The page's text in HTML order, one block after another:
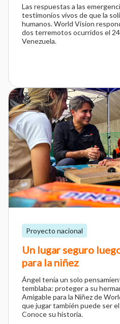
Las respuestas a las
testimonios vivos de que la
humanos. World Vision
dos terremotos ocurridos el
Venezuela.
Proyecto nacional
Un lugar seguro
para la niñez
Ángel tenía un solo
temblaba: proteger a su
Amigable para la Niñez de
que jugar también puede ser
Conoce su historia.